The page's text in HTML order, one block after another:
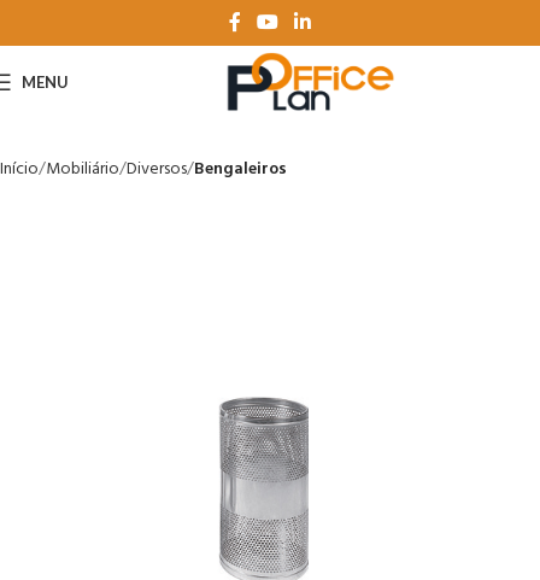
MENU
Início Mobiliário Diversos Bengaleiros